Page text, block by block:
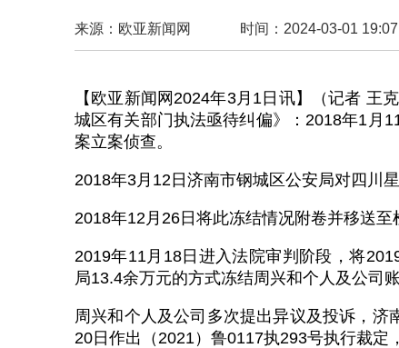
来源：欧亚新闻网 时间：2024-03-01 19:07
【欧亚新闻网2024年3月1日讯】（记者
城区有关部门执法亟待纠偏》：2018年1月
案立案侦查。
2018年3月12日济南市钢城区公安局对四川
2018年12月26日将此冻结情况附卷并移送至
2019年11月18日进入法院审判阶段，将
局13.4余万元的方式冻结周兴和个人及公司
周兴和个人及公司多次提出异议及投诉，济
20日作出（2021）鲁0117执293号执行裁